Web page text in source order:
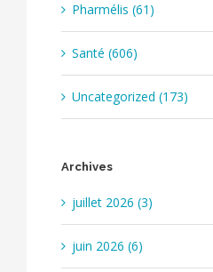
Pharmélis (61)
Santé (606)
Uncategorized (173)
Archives
juillet 2026 (3)
juin 2026 (6)